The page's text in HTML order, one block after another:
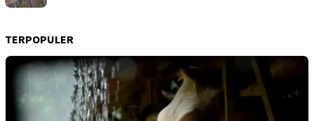
TERPOPULER